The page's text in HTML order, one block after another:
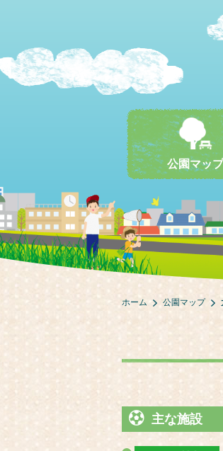
公園マップ
ホーム 公園マップ
主な施設